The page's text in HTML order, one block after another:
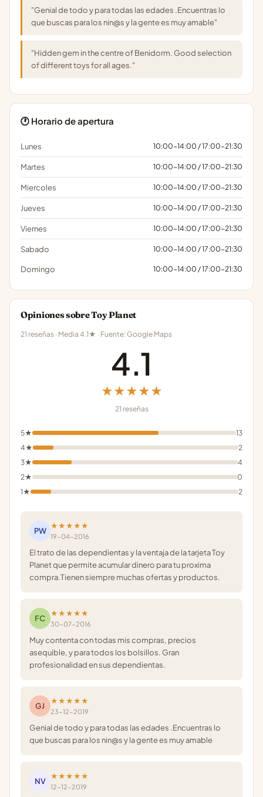
"Genial de todo y para todas las edades .Encuentras lo
que buscas para los nin@s y la gente es muy amable"
"Hidden gem in the centre of Benidorm. Good selection
of different toys for all ages."
🕐 Horario de apertura
Lunes 10:00-14:00 / 17:00-21:30
Martes 10:00-14:00 / 17:00-21:30
Miercoles 10:00-14:00 / 17:00-21:30
Jueves 10:00-14:00 / 17:00-21:30
Viernes 10:00-14:00 / 17:00-21:30
Sabado 10:00-14:00 / 17:00-21:30
Domingo 10:00-14:00 / 17:00-21:30
Opiniones sobre Toy Planet
21 reseñas · Media 4.1★ · Fuente: Google Maps
4.1
★★★★★
21 reseñas
5★
13
4★
2
3★
4
2★
0
1★
2
PW
★★★★★
19-04-2016
El trato de las dependientas y la ventaja de la tarjeta Toy
Planet que permite acumular dinero para tu proxima
compra.Tienen siempre muchas ofertas y productos.
FC
★★★★★
30-07-2016
Muy contenta con todas mis compras, precios
asequible, y para todos los bolsillos. Gran
profesionalidad en sus dependientas.
GJ
★★★★★
23-12-2019
Genial de todo y para todas las edades .Encuentras lo
que buscas para los nin@s y la gente es muy amable
NV
★★★★★
12-12-2019